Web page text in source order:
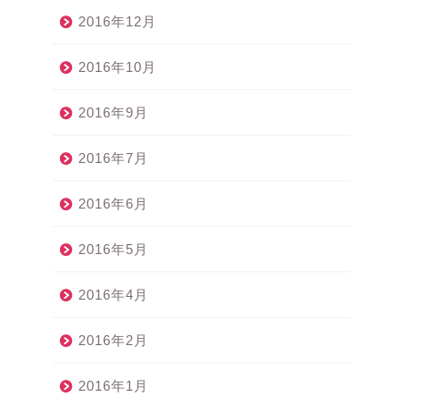
2016年12月
2016年10月
2016年9月
2016年7月
2016年6月
2016年5月
2016年4月
2016年2月
2016年1月